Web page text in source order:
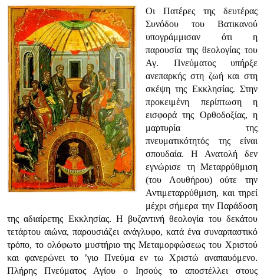
Οι Πατέρες της δευτέρας
Συνόδου του Βατικανού
υπογράμμισαν ότι η
παρουσία της θεολογίας του
Αγ. Πνεύματος υπήρξε
ανεπαρκής στη ζωή και στη
σκέψη της Εκκλησίας. Στην
προκειμένη περίπτωση η
εισφορά της Ορθοδοξίας, η
μαρτυρία της
πνευματικότητός της είναι
σπουδαία. Η Ανατολή δεν
εγνώρισε τη Μεταρρύθμιση
(του Λουθήρου) ούτε την
Αντιμεταρρύθμιση, και τηρεί
μέχρι σήμερα την Παράδοση
της αδιαίρετης Εκκλησίας. Η βυζαντινή θεολογία του δεκάτου
τετάρτου αιώνα, παρουσιάζει ανάγλυφο, κατά ένα συναρπαστικό
τρόπο, το ολόφωτο μυστήριο της Μεταμορφώσεως του Χριστού
και φανερώνει το ’γιο Πνεύμα εν τω Χριστώ αναπαυόμενο.
Πλήρης Πνεύματος Αγίου ο Ιησούς το αποστέλλει στους